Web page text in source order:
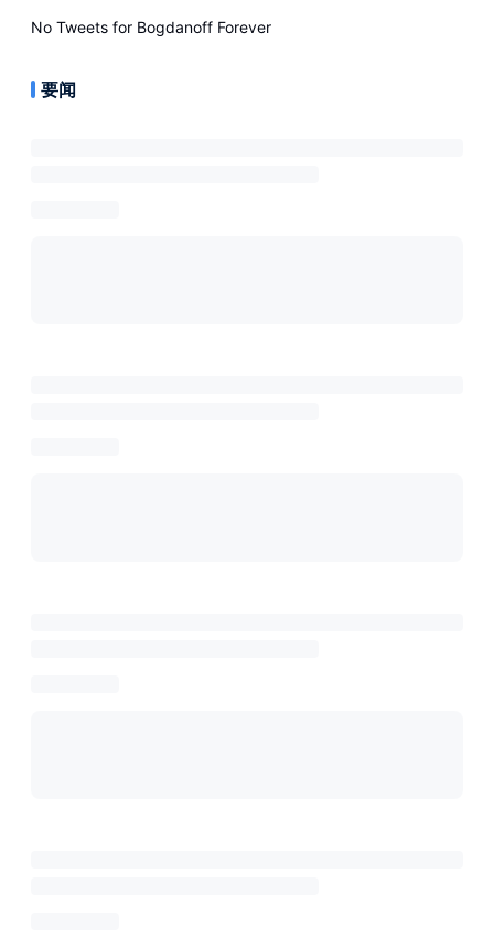
No Tweets for Bogdanoff Forever
要闻